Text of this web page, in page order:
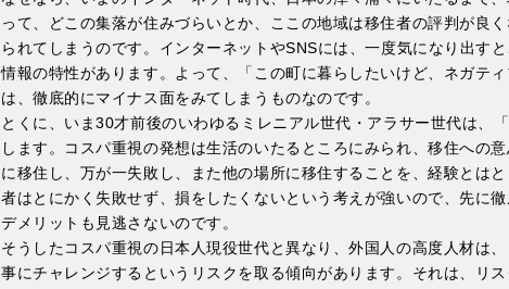
って、どこの集落が住みづらいとか、ここの地域は移住者の評判が良
られてしまうのです。インターネットやSNSには、一度気になり出す
情報の特性があります。よって、「この町に暮らしたいけど、ネガテ
は、徹底的にマイナス面をみてしまうものなのです。
とくに、いま30才前後のいわゆるミレニアル世代・アラサー世代は、
します。コスパ重視の発想は生活のいたるところにみられ、移住への
に移住し、万が一失敗し、また他の場所に移住することを、経験とは
者はとにかく失敗せず、損をしたくないという考えが強いので、先に
デメリットも見逃さないのです。
そうしたコスパ重視の日本人現役世代と異なり、外国人の高度人材は
事にチャレンジするというリスクを取る傾向があります。それは、リ